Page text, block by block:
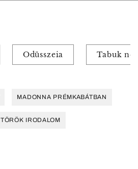
Odüsszeia Tabuk
MADONNA PRÉMKABÁTBAN
TÖRÖK IRODALOM